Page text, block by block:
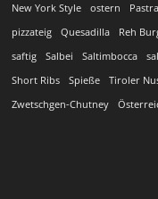
New York Style ostern
pizzateig
Quesadilla Reh
saftig
Salbei Saltimbocca
Short Ribs
Spieße Tiroler
Zwetschgen-Chutney